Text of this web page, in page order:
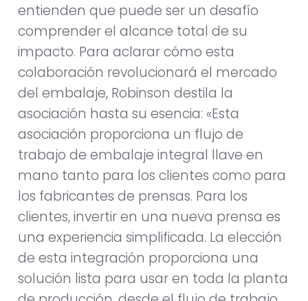
entienden que puede ser un desafío
comprender el alcance total de su
impacto. Para aclarar cómo esta
colaboración revolucionará el mercado
del embalaje, Robinson destila la
asociación hasta su esencia: «Esta
asociación proporciona un flujo de
trabajo de embalaje integral llave en
mano tanto para los clientes como para
los fabricantes de prensas. Para los
clientes, invertir en una nueva prensa es
una experiencia simplificada. La elección
de esta integración proporciona una
solución lista para usar en toda la planta